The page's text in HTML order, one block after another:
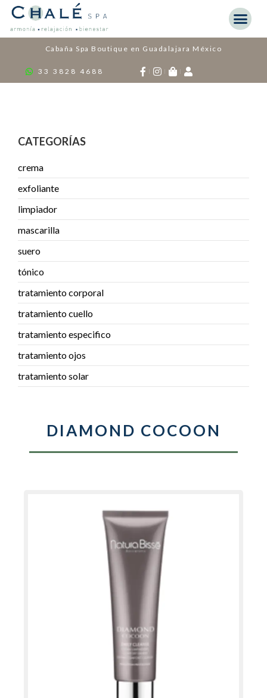
Cabaña Spa Boutique en Guadalajara México
33 3828 4688
CATEGORÍAS
crema
exfoliante
limpiador
mascarilla
suero
tónico
tratamiento corporal
tratamiento cuello
tratamiento especifico
tratamiento ojos
tratamiento solar
DIAMOND COCOON